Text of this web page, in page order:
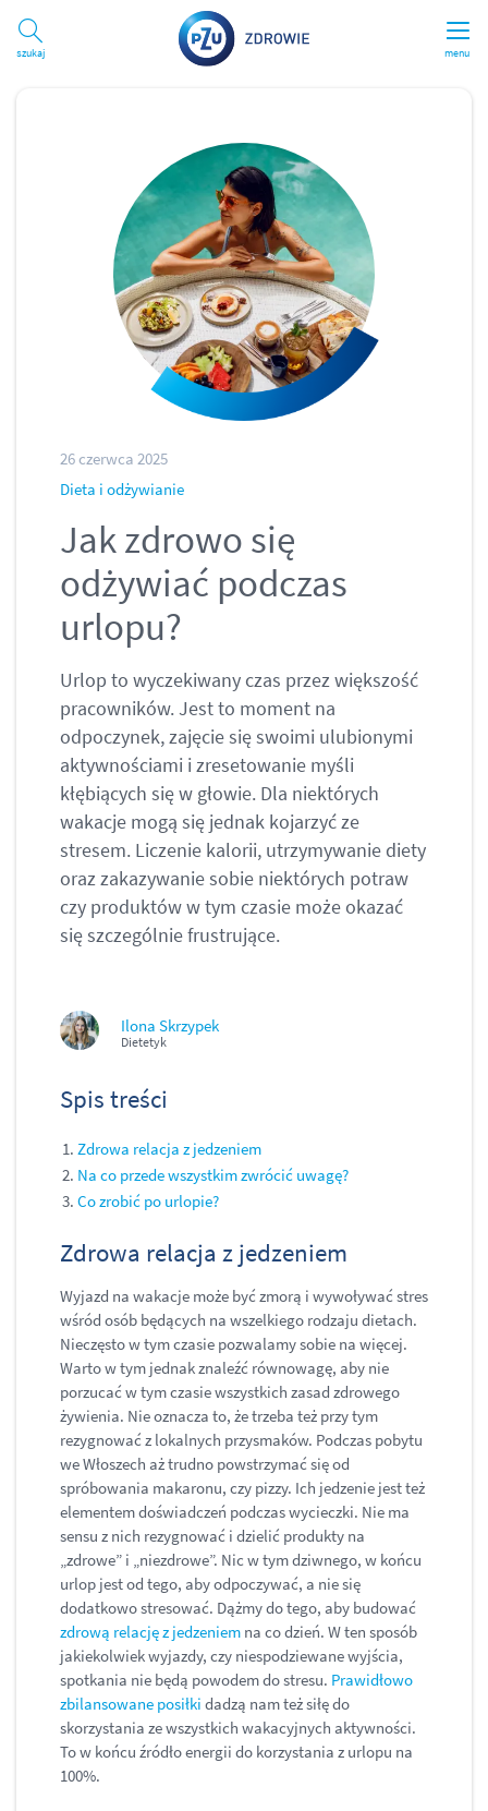
menu
Szukaj
26 czerwca 2025
Dieta i odżywianie
Jak zdrowo się
odżywiać podczas
urlopu?
Ilona Skrzypek
Dietetyk
Urlop to wyczekiwany czas przez większość
pracowników. Jest to moment na
odpoczynek, zajęcie się swoimi ulubionymi
aktywnościami i zresetowanie myśli
kłębiących się w głowie. Dla niektórych
wakacje mogą się jednak kojarzyć ze
stresem. Liczenie kalorii, utrzymywanie diety
oraz zakazywanie sobie niektórych potraw
czy produktów w tym czasie może okazać
się szczególnie frustrujące.
Spis treści
Zdrowa relacja z jedzeniem
Na co przede wszystkim zwrócić uwagę?
Co zrobić po urlopie?
Zdrowa relacja z jedzeniem
Wyjazd na wakacje może być zmorą i wywoływać stres
wśród osób będących na wszelkiego rodzaju dietach.
Nieczęsto w tym czasie pozwalamy sobie na więcej.
Warto w tym jednak znaleźć równowagę, aby nie
porzucać w tym czasie wszystkich zasad zdrowego
żywienia. Nie oznacza to, że trzeba też przy tym
rezygnować z lokalnych przysmaków. Podczas pobytu
we Włoszech aż trudno powstrzymać się od
spróbowania makaronu, czy pizzy. Ich jedzenie jest też
elementem doświadczeń podczas wycieczki. Nie ma
sensu z nich rezygnować i dzielić produkty na
„zdrowe” i „niezdrowe”. Nic w tym dziwnego, w końcu
urlop jest od tego, aby odpoczywać, a nie się
dodatkowo stresować. Dążmy do tego, aby budować
zdrową relację z jedzeniem na co dzień. W ten sposób
jakiekolwiek wyjazdy, czy niespodziewane wyjścia,
spotkania nie będą powodem do stresu. Prawidłowo
zbilansowane posiłki dadzą nam też siłę do
skorzystania ze wszystkich wakacyjnych aktywności.
To w końcu źródło energii do korzystania z urlopu na
100%.